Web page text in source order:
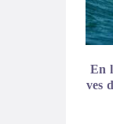
En
ves